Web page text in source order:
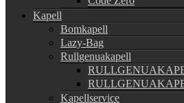
Kapell
Bomkapell
Lazy-Bag
Rullgenuakapell
Kapellservice